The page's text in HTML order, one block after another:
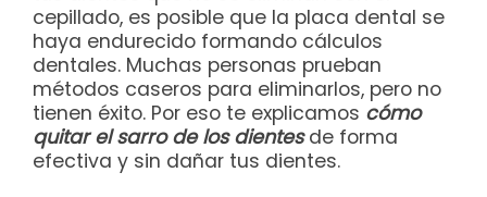
cepillado, es posible que la placa dental se
haya endurecido formando cálculos
dentales. Muchas personas prueban
métodos caseros para eliminarlos, pero no
tienen éxito. Por eso te explicamos cómo
quitar el sarro de los dientesde forma
efectiva y sin dañar tus dientes.